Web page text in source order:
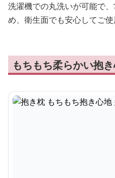
洗濯機での丸洗いが可能で
め、衛生面でも安心してご使
もちもち柔らかい抱